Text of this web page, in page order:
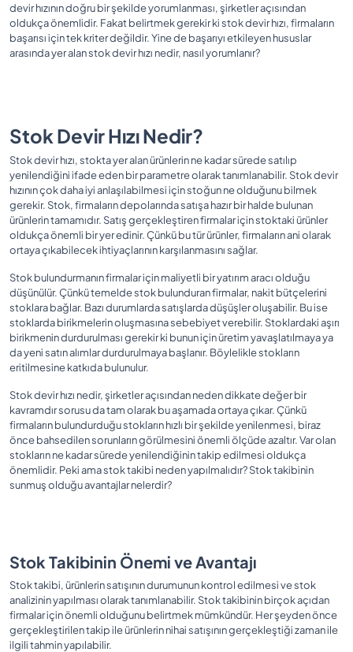
devir hızının doğru bir şekilde yorumlanması, şirketler açısından
oldukça önemlidir. Fakat belirtmek gerekir ki stok devir hızı, firmaların
başarısı için tek kriter değildir. Yine de başarıyı etkileyen hususlar
arasında yer alan stok devir hızı nedir, nasıl yorumlanır?
Stok Devir Hızı Nedir?
Stok devir hızı, stokta yer alan ürünlerin ne kadar sürede satılıp
yenilendiğini ifade eden bir parametre olarak tanımlanabilir. Stok devir
hızının çok daha iyi anlaşılabilmesi için stoğun ne olduğunu bilmek
gerekir. Stok, firmaların depolarında satışa hazır bir halde bulunan
ürünlerin tamamıdır. Satış gerçekleştiren firmalar için stoktaki ürünler
oldukça önemli bir yer edinir. Çünkü bu tür ürünler, firmaların ani olarak
ortaya çıkabilecek ihtiyaçlarının karşılanmasını sağlar.
Stok bulundurmanın firmalar için maliyetli bir yatırım aracı olduğu
düşünülür. Çünkü temelde stok bulunduran firmalar, nakit bütçelerini
stoklara bağlar. Bazı durumlarda satışlarda düşüşler oluşabilir. Bu ise
stoklarda birikmelerin oluşmasına sebebiyet verebilir. Stoklardaki aşırı
birikmenin durdurulması gerekir ki bunun için üretim yavaşlatılmaya ya
da yeni satın alımlar durdurulmaya başlanır. Böylelikle stokların
eritilmesine katkıda bulunulur.
Stok devir hızı nedir, şirketler açısından neden dikkate değer bir
kavramdır sorusu da tam olarak bu aşamada ortaya çıkar. Çünkü
firmaların bulundurduğu stokların hızlı bir şekilde yenilenmesi, biraz
önce bahsedilen sorunların görülmesini önemli ölçüde azaltır. Var olan
stokların ne kadar sürede yenilendiğinin takip edilmesi oldukça
önemlidir. Peki ama stok takibi neden yapılmalıdır? Stok takibinin
sunmuş olduğu avantajlar nelerdir?
Stok Takibinin Önemi ve Avantajı
Stok takibi, ürünlerin satışının durumunun kontrol edilmesi ve stok
analizinin yapılması olarak tanımlanabilir. Stok takibinin birçok açıdan
firmalar için önemli olduğunu belirtmek mümkündür. Her şeyden önce
gerçekleştirilen takip ile ürünlerin nihai satışının gerçekleştiği zaman ile
ilgili tahmin yapılabilir.